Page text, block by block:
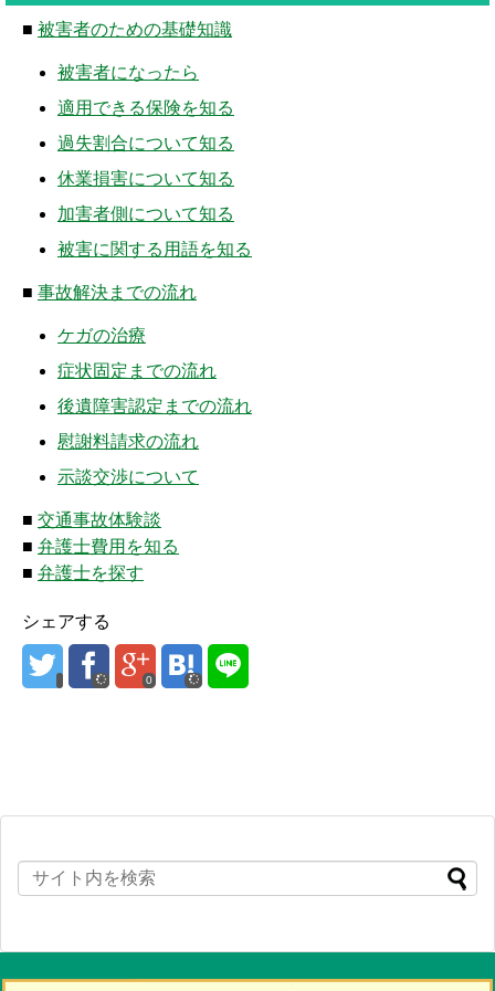
■ 被害者のための基礎知識
被害者になったら
適用できる保険を知る
過失割合について知る
休業損害について知る
加害者側について知る
被害に関する用語を知る
■ 事故解決までの流れ
ケガの治療
症状固定までの流れ
後遺障害認定までの流れ
慰謝料請求の流れ
示談交渉について
■ 交通事故体験談
■ 弁護士費用を知る
■ 弁護士を探す
シェアする
0